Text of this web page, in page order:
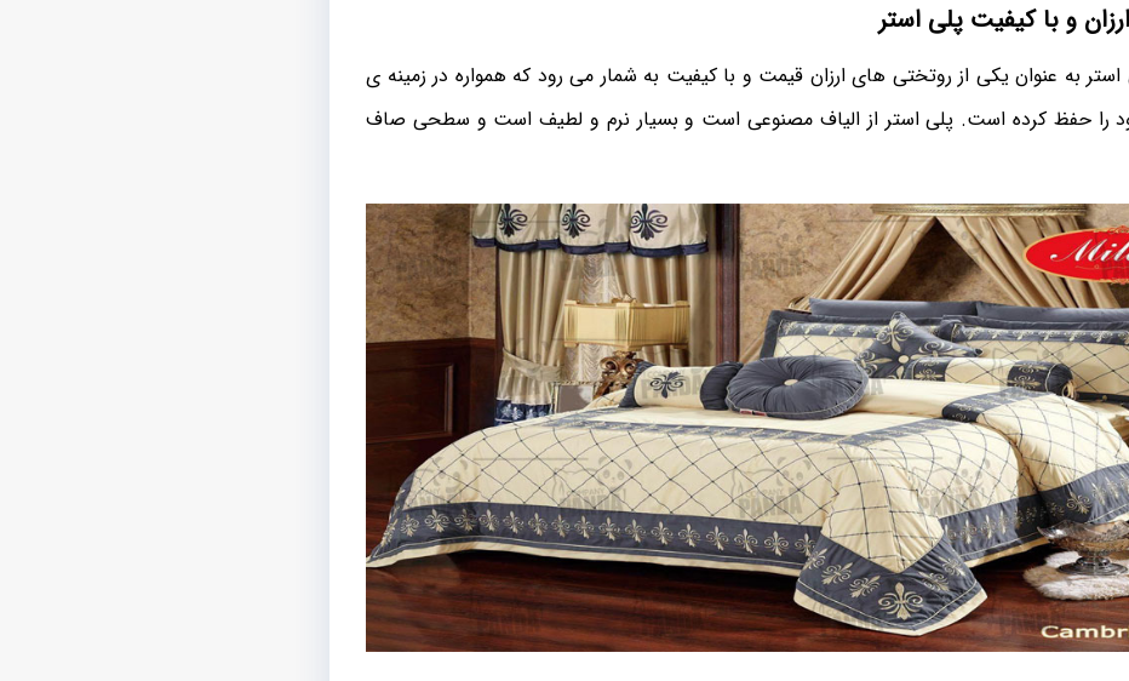
و با کیفیت پلی استر
به عنوان یکی از روتختی های ارزان قیمت و با کیفیت به شمار می رود که همواره در زمینه ی
را حفظ کرده است. پلی استر از الیاف مصنوعی است و بسیار نرم و لطیف است و سطحی صاف